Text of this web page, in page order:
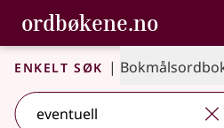
Gå til hovedinnhold
Tilgjengelighet
ordbøkene.no,
Bokmålsordboka og Nynorskordboka
Enkelt søk |